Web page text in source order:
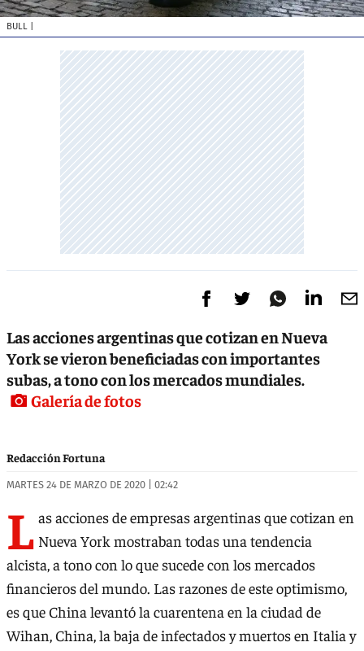
BULL
Las acciones argentinas que cotizan en Nueva
York se vieron beneficiadas con importantes
subas, a tono con los mercados mundiales.
Galería de fotos
Redacción Fortuna
MARTES 24 DE MARZO DE 2020 | 02:42
L as acciones de empresas argentinas que cotizan en
Nueva York mostraban todas una tendencia
alcista, a tono con lo que sucede con los mercados
financieros del mundo. Las razones de este optimismo,
es que China levantó la cuarentena en la ciudad de
Wihan, China, la baja de infectados y muertos en Italia y